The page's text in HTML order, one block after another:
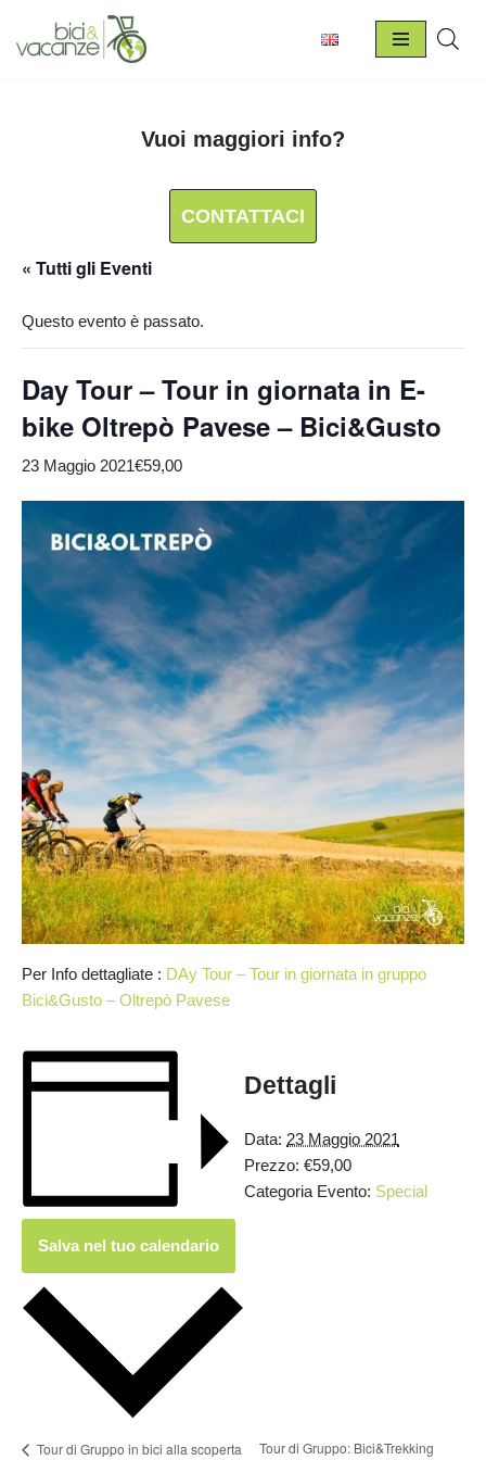
Vai
Vuoi maggiori info?
CONTATTACI
« Tutti gli Eventi
Questo evento è passato.
Day Tour – Tour in giornata in E-
bike Oltrepò Pavese – Bici&Gusto
23 Maggio 2021€59,00
Per Info dettagliate : DAy Tour – Tour in giornata in gruppo
Bici&Gusto – Oltrepò Pavese
Salva nel tuo calendario
Dettagli
Data: 23 Maggio 2021
Prezzo: €59,00
Categoria Evento: Special
Tour di Gruppo in bici alla scoperta Tour di Gruppo: Bici&Trekking